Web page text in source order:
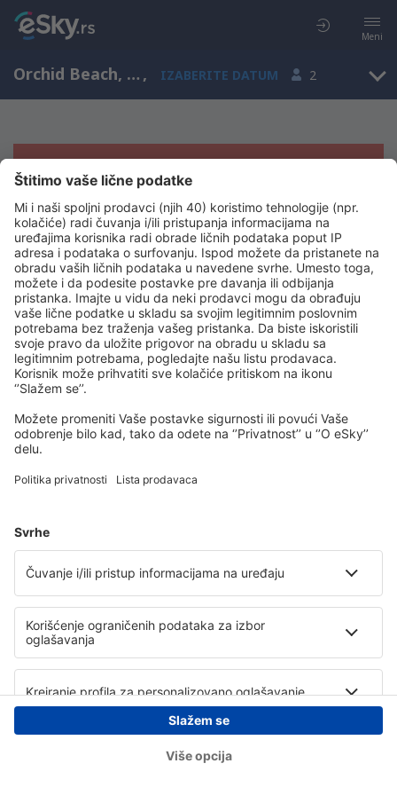
Meni
Orchid Beach, Queensland, Australija , IZABERITE DATUM 2
Žao nam je, ne možemo da prikažemo
rezultate
Pokušajte još jednom kad izaberete druge kriterijume
Copyright © eSky.rs. Sva prava zadržana.